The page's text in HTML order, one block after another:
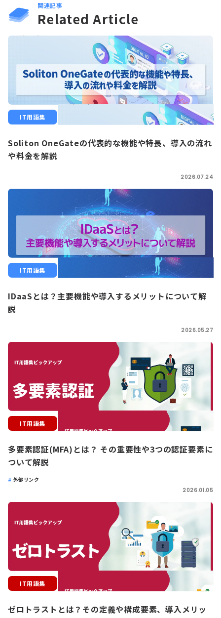
関連記事
Related Article
IT用語集
Soliton OneGateの代表的な機能や特長、導入の流れ
や料金を解説
2026.07.24
IT用語集
IDaaSとは？主要機能や導入するメリットについて解
説
2026.05.27
IT用語集
多要素認証(MFA)とは？ その重要性や3つの認証要素に
ついて解説
外部リンク
2026.01.05
IT用語集
ゼロトラストとは？その定義や構成要素、導入メリッ